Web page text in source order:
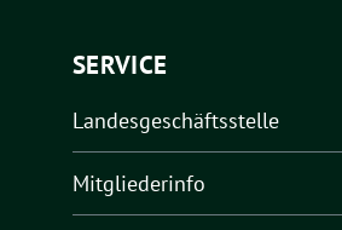
SERVICE
Landesgeschäftsstelle
Mitgliederinfo